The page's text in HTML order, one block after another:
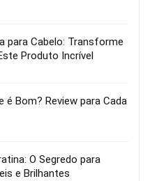
para Cabelo: Transforme
Produto Incrível
é Bom? Review para Cada
O Segredo para
e Brilhantes